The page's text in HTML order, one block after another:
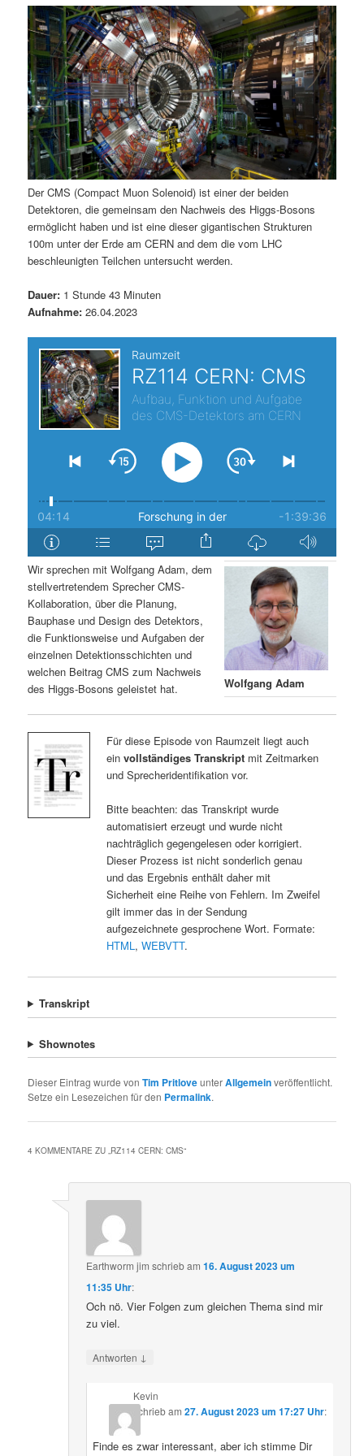
ä
r
e
n
I
n
h
l
t
s
p
n
g
e
n
n
d
ä
r
e
n
I
h
a
l
t
r
i
n
g
e
n
a
v
i
g
a
t
i
o
n
Der CMS (Compact Muon Solenoid) ist einer der beiden
Detektoren, die gemeinsam den Nachweis des Higgs-Bosons
ermöglicht haben und ist eine dieser gigantischen Strukturen
100m unter der Erde am CERN and dem die vom LHC
beschleunigten Teilchen untersucht werden.
Dauer: 1 Stunde 43 Minuten
Aufnahme: 26.04.2023
Wolfgang Adam
Wir sprechen mit Wolfgang Adam, dem
stellvertretendem Sprecher CMS-
Kollaboration, über die Planung,
Bauphase und Design des Detektors,
die Funktionsweise und Aufgaben der
einzelnen Detektionsschichten und
welchen Beitrag CMS zum Nachweis
des Higgs-Bosons geleistet hat.
Für diese Episode von Raumzeit liegt auch
ein vollständiges Transkriptmit Zeitmarken
und Sprecheridentifikation vor.
Bitte beachten: das Transkript wurde
automatisiert erzeugt und wurde nicht
nachträglich gegengelesen oder korrigiert.
Dieser Prozess ist nicht sonderlich genau
und das Ergebnis enthält daher mit
Sicherheit eine Reihe von Fehlern. Im Zweifel
gilt immer das in der Sendung
aufgezeichnete gesprochene Wort. Formate:
HTML, WEBVTT.
Transkript
Shownotes
Dieser Eintrag wurde vonTim PritloveunterAllgemeinveröffentlicht.
Setze ein Lesezeichen für den Permalink.
4 KOMMENTARE ZU „ RZ114 CERN: CMS“
Earthworm jim schriebam16. August 2023 um
11:35 Uhr:
Och nö. Vier Folgen zum gleichen Thema sind mir
zu viel.
Antworten ↓
Kevin
schriebam 27. August 2023 um 17:27 Uhr:
Finde es zwar interessant, aber ich stimme Dir